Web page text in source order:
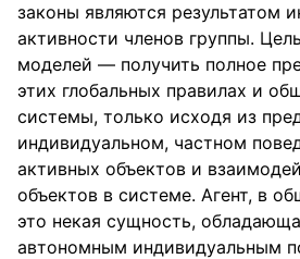
законы являются результатом
активности членов группы.
моделей — получить полное
этих глобальных правилах и
системы, только исходя из
индивидуальном, частном
активных объектов и
объектов в системе. Агент, в
это некая сущность,
автономным индивидуальным